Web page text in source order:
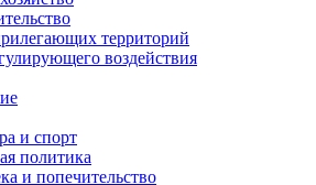
территорий
воздействия
и спорт
политика
и попечительство